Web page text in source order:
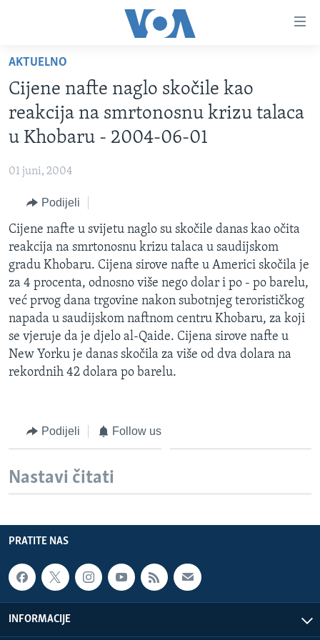
glavni
sadržaj
Pređi
na
glavnu
Idi
pretragu
VIDEO
FOTOGRAFIJE DANA
SJEDINJENE AMERIČKE DRŽAVE
BOSNA I HERCEGOVINA
SVIJET
NAUKA I TEHNOLOGIJA
SPECIJALNI PROJEKTI
KORUPCIJA
SLOBODA MEDIJA
ŽENSKA STRANA
IZBJEGLIČKA STRANA
MAGAZIN
O GLASU AMERIKE
PRATITE NAS
AKTUELNO
Cijene nafte naglo skočile kao
reakcija na smrtonosnu krizu talaca
u Khobaru - 2004-06-01
01 juni, 2004
Podijeli
Cijene nafte u svijetu naglo su skočile danas kao očita
reakcija na smrtonosnu krizu talaca u saudijskom
gradu Khobaru. Cijena sirove nafte u Americi skočila je
za 4 procenta, odnosno više nego dolar i po - po barelu,
već prvog dana trgovine nakon subotnjeg terorističkog
napada u saudijskom naftnom centru Khobaru, za koji
se vjeruje da je djelo al-Qaide. Cijena sirove nafte u
New Yorku je danas skočila za više od dva dolara na
rekordnih 42 dolara po barelu.
Podijeli Follow us
Nastavi čitati
PRATITE NAS
INFORMACIJE